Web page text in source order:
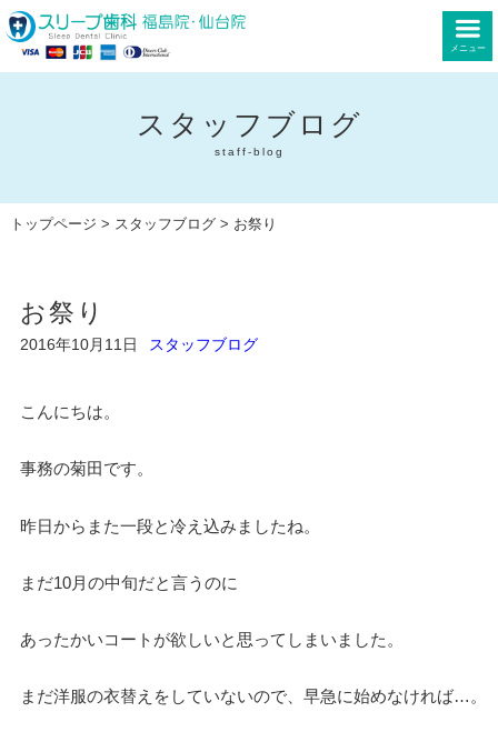
メニュー
スタッフブログ
staff-blog
トップページ > スタッフブログ> お祭り
お祭り
2016年10月11日 スタッフブログ
こんにちは。
事務の菊田です。
昨日からまた一段と冷え込みましたね。
まだ10月の中旬だと言うのに
あったかいコートが欲しいと思ってしまいました。
まだ洋服の衣替えをしていないので、早急に始めなければ…。